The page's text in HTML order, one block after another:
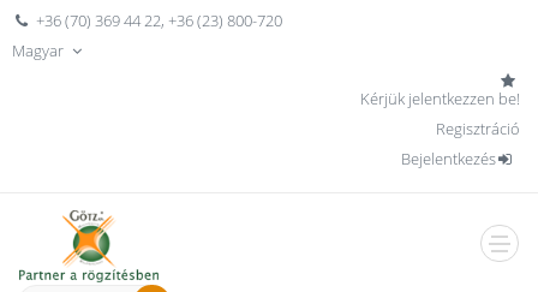
+36 (70) 369 44 22,+36 (23) 800-720
Magyar
Kérjük jelentkezzen be!
Regisztráció
Bejelentkezés